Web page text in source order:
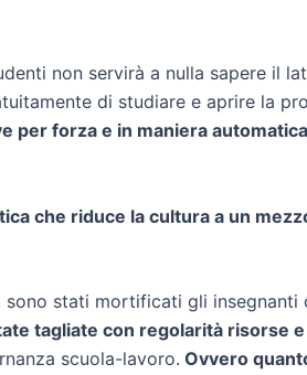
non servirà a nulla sapere il
di studiare e aprire la
per forza e in maniera
che riduce la cultura a un
stati mortificati gli insegnanti
tagliate con regolarità risorse
scuola-lavoro. Ovvero